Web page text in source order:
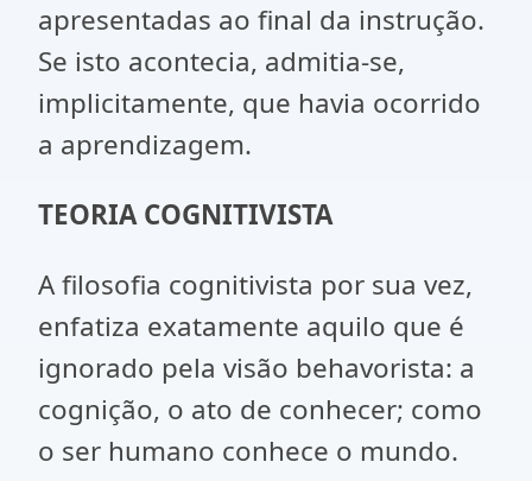
apresentadas ao final da instrução.
Se isto acontecia, admitia-se,
implicitamente, que havia ocorrido
a aprendizagem.
TEORIA COGNITIVISTA
A filosofia cognitivista por sua vez,
enfatiza exatamente aquilo que é
ignorado pela visão behavorista: a
cognição, o ato de conhecer; como
o ser humano conhece o mundo.